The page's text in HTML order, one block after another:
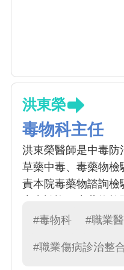
洪東榮
毒物科主任
洪東榮醫師是中毒防
草藥中毒、毒藥物檢
責本院毒藥物諮詢檢
加護治療，並針對
統網路 。本中心目
#毒物科 #職業
#職業傷病診治整